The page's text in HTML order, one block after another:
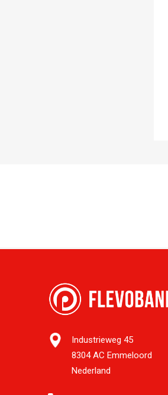
Industrieweg 45
8304 AC Emmeloord
Nederland